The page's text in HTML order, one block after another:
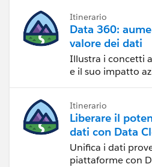
Itinerario
Data 360:
valore dei dati
Illustra i concetti
e il suo impatto
Itinerario
Liberare il
dati con Data
Unifica i dati
piattaforme con